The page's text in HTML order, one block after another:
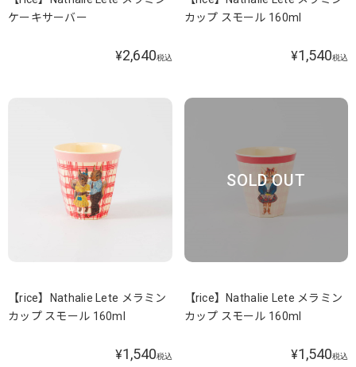
ケーキサーバー
¥2,640税込
カップ スモール 160ml
¥1,540税込
【rice】Nathalie Lete メラミン
カップ スモール 160ml
¥1,540税込
SOLD OUT
【rice】Nathalie Lete メラミン
カップ スモール 160ml
¥1,540税込